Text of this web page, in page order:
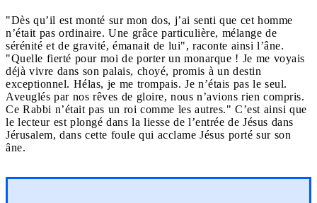
"Dès qu’il est monté sur mon dos, j’ai senti que cet homme
n’était pas ordinaire. Une grâce particulière, mélange de
sérénité et de gravité, émanait de lui", raconte ainsi l’âne.
"Quelle fierté pour moi de porter un monarque ! Je me voyais
déjà vivre dans son palais, choyé, promis à un destin
exceptionnel. Hélas, je me trompais. Je n’étais pas le seul.
Aveuglés par nos rêves de gloire, nous n’avions rien compris.
Ce Rabbi n’était pas un roi comme les autres." C’est ainsi que
le lecteur est plongé dans la liesse de l’entrée de Jésus dans
Jérusalem, dans cette foule qui acclame Jésus porté sur son
âne.